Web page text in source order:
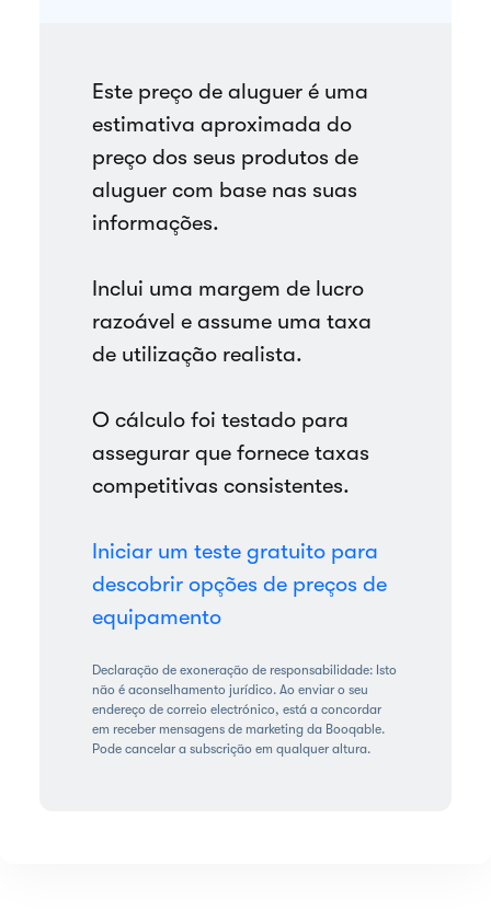
Este preço de aluguer é uma
estimativa aproximada do
preço dos seus produtos de
aluguer com base nas suas
informações.
Inclui uma margem de lucro
razoável e assume uma taxa
de utilização realista.
O cálculo foi testado para
assegurar que fornece taxas
competitivas consistentes.
Iniciar um teste gratuito para
descobrir opções de preços de
equipamento
Declaração de exoneração de responsabilidade: Isto
não é aconselhamento jurídico. Ao enviar o seu
endereço de correio electrónico, está a concordar
em receber mensagens de marketing da Booqable.
Pode cancelar a subscrição em qualquer altura.